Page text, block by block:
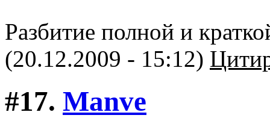
Разбитие полной и
(20.12.2009 - 15:12)
#17. Manve